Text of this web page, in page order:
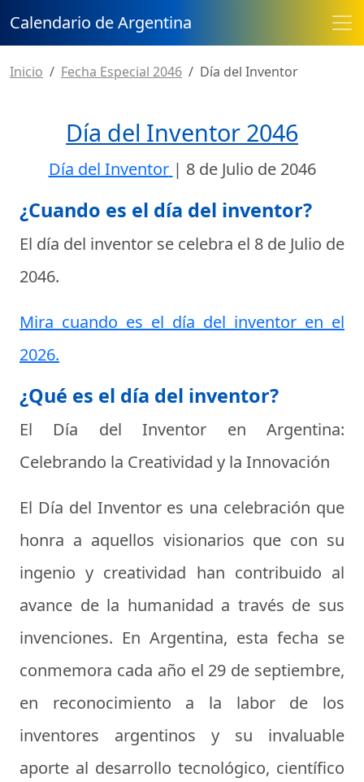
Calendario de Argentina
Inicio Fecha Especial 2046 Día del Inventor
Día del Inventor 2046
Día del Inventor | 8 de Julio de 2046
¿Cuando es el día del inventor?
El día del inventor se celebra el 8 de Julio de
2046.
Mira cuando es el día del inventor en el
2026.
¿Qué es el día del inventor?
El Día del Inventor en Argentina:
Celebrando la Creatividad y la Innovación
El Día del Inventor es una celebración que
honra a aquellos visionarios que con su
ingenio y creatividad han contribuido al
avance de la humanidad a través de sus
invenciones. En Argentina, esta fecha se
conmemora cada año el 29 de septiembre,
en reconocimiento a la labor de los
inventores argentinos y su invaluable
aporte al desarrollo tecnológico, científico